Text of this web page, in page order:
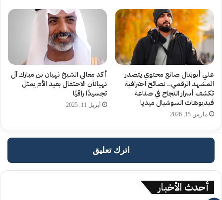
علي أبوبتال صانع محتوي يتصدر
المشهد الرقمي.. نصائح احترافية
تكشف أسرار النجاح في صناعة
فيديوهات السوشيال ميديا
مارس 15, 2026
أكد معالي الشيخ نهيان بن مبارك آل
نهيانأن الاحتفال بعيد الأم يمثل
تجسيدًا راقيًا
أبريل 11, 2025
اترك تعليق
أحدث الأخبار